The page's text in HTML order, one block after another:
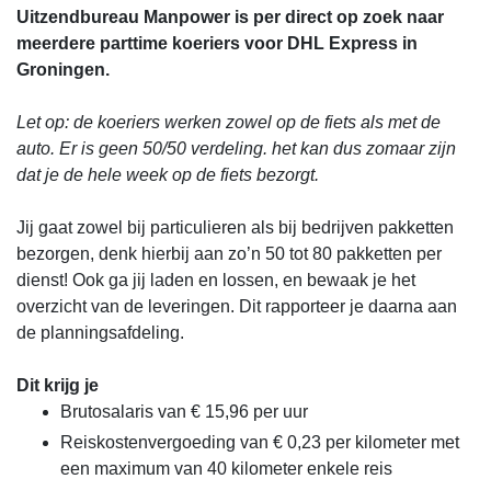
Uitzendbureau Manpower is per direct op zoek naar
meerdere parttime koeriers voor DHL Express in
Groningen.
Let op: de koeriers werken zowel op de fiets als met de
auto. Er is geen 50/50 verdeling. het kan dus zomaar zijn
dat je de hele week op de fiets bezorgt.
Jij gaat zowel bij particulieren als bij bedrijven pakketten
bezorgen, denk hierbij aan zo’n 50 tot 80 pakketten per
dienst! Ook ga jij laden en lossen, en bewaak je het
overzicht van de leveringen. Dit rapporteer je daarna aan
de planningsafdeling.
Dit krijg je
Brutosalaris van € 15,96 per uur
Reiskostenvergoeding van € 0,23 per kilometer met
een maximum van 40 kilometer enkele reis